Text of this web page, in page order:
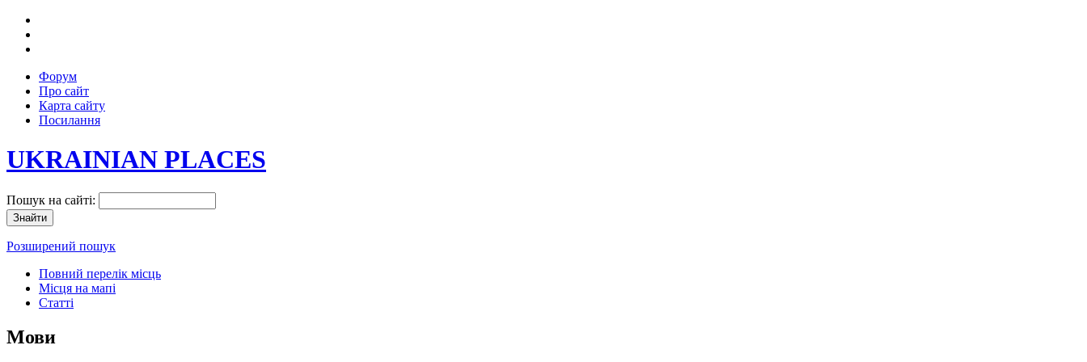
Форум
Про сайт
Карта сайту
Посилання
UKRAINIAN PLACES
Пошук на сайті:
Розширений пошук
Повний перелік місць
Місця на мапі
Статті
Мови